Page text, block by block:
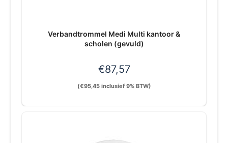
Verbandtrommel Medi Multi kantoor &
scholen (gevuld)
€87,57
(€95,45inclusief 9% BTW)